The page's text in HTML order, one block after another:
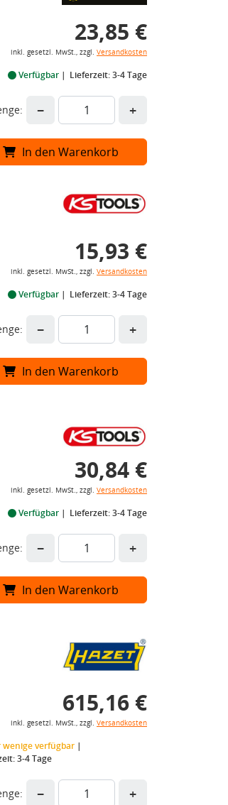
23,85 €
inkl. gesetzl. MwSt., zzgl. Versandkosten
Verfügbar Lieferzeit: 3-4 Tage
− +
In den Warenkorb
15,93 €
inkl. gesetzl. MwSt., zzgl. Versandkosten
Verfügbar Lieferzeit: 3-4 Tage
− +
In den Warenkorb
30,84 €
inkl. gesetzl. MwSt., zzgl. Versandkosten
Verfügbar Lieferzeit: 3-4 Tage
− +
In den Warenkorb
615,16 €
inkl. gesetzl. MwSt., zzgl. Versandkosten
verfügbar
3-4 Tage
− +